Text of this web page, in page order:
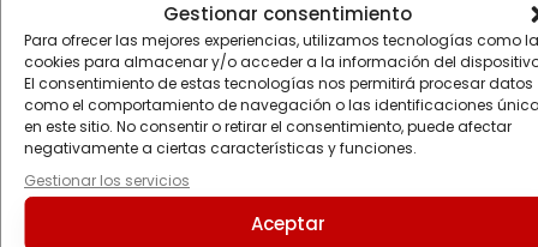
Gestionar consentimiento
Para ofrecer las mejores experiencias, utilizamos tecnologías como
cookies para almacenar y/o acceder a la información del
El consentimiento de estas tecnologías nos permitirá procesar datos
como el comportamiento de navegación o las identificaciones
en este sitio. No consentir o retirar el consentimiento, puede afectar
negativamente a ciertas características y funciones.
Gestionar los servicios
Aceptar
*VRN – valores de referencia de nutrientes
Ingredientes
Almidón de maíz con un alto peso molecular